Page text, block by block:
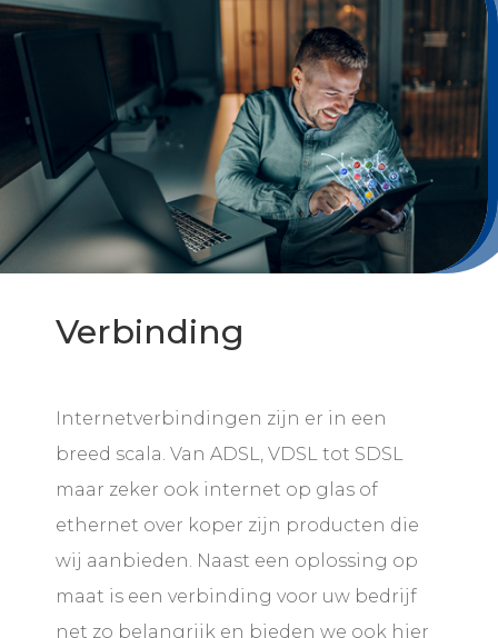
Verbinding
Internetverbindingen zijn er in een
breed scala. Van ADSL, VDSL tot SDSL
maar zeker ook internet op glas of
ethernet over koper zijn producten die
wij aanbieden. Naast een oplossing op
maat is een verbinding voor uw bedrijf
net zo belangrijk en bieden we ook hier